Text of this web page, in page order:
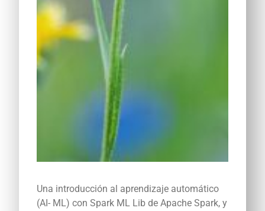
Una introducción al aprendizaje automático
(AI- ML) con Spark ML Lib de Apache Spark, y